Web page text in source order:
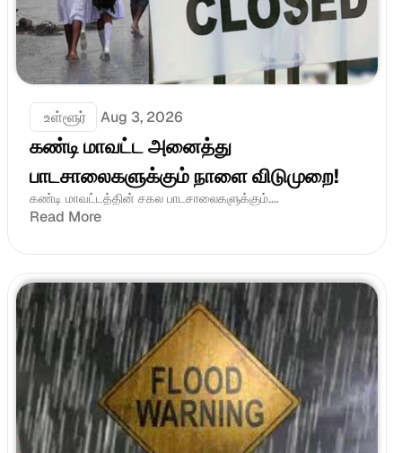
உள்ளூர் Aug 3, 2026
கண்டி மாவட்ட அனைத்து
பாடசாலைகளுக்கும் நாளை விடுமுறை!
கண்டி மாவட்டத்தின் சகல பாடசாலைகளுக்கும்....
Read More